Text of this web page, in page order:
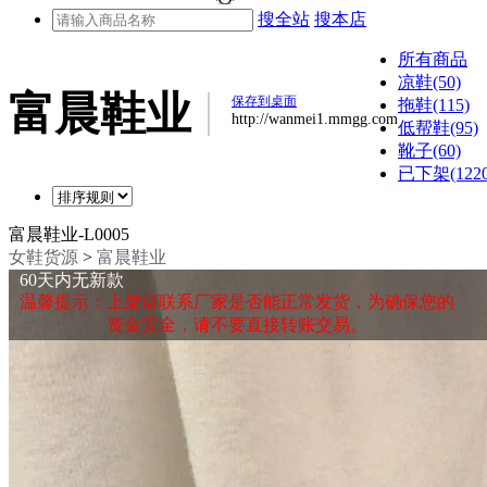
搜全站 搜本店
富晨鞋业 保存到桌面
http://wanmei1.mmgg.com
所有商品
凉鞋(50)
拖鞋(115)
低帮鞋(95)
靴子(60)
已下架
富晨鞋业-L0005
女鞋货源 > 富晨鞋业
60天内无新款
温馨提示：上架请联系厂家是否能正常发货，为确保您的
资金安全，请不要直接转账交易。